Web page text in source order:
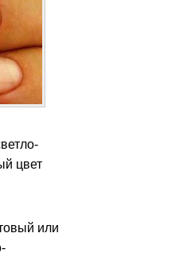
цвет
или